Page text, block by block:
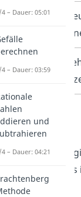
/
/
Ordinalaspekt
Stelle
steht.
– Dauer: 05:01
4 – Dauer: 03:59
und
– Dauer: 04:21